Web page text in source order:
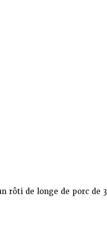
rôti de longe de porc de 3